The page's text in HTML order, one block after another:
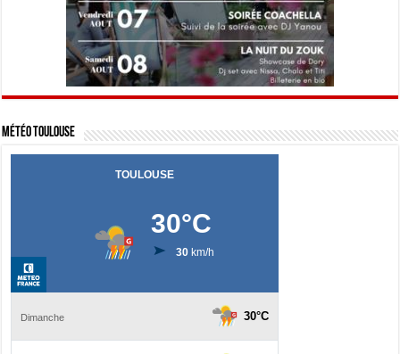
Météo Toulouse